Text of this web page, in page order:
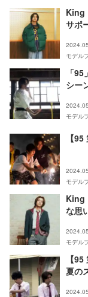
King
サポ
モデル
「
シー
モデル
【
モデル
King
な思
モデル
【
夏の